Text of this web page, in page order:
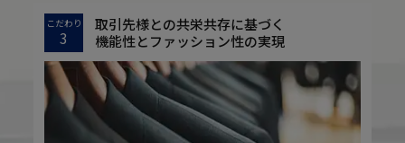
こだわり
3
取引先様との共栄共存に基づく
機能性とファッション性の実現